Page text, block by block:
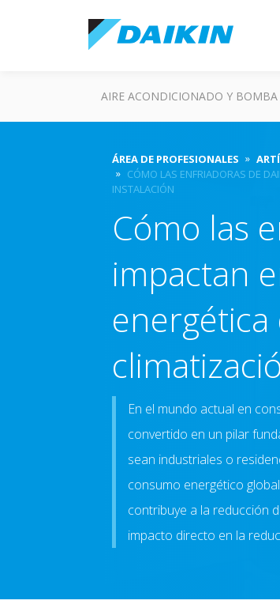
AIRE ACONDICIONADO Y BOMBA
ÁREA DE PROFESIONALES
CÓMO LAS ENFRIADORAS DE
INSTALACIÓN
Cómo las
impactan
En el mundo actual en
convertido en un pilar
sean industriales o
consumo energético
contribuye a la reducción
impacto directo en la